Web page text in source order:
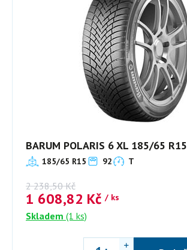
BARUM POLARIS 6 XL 185/65
185/65 R15 92 T
2 238,50 Kč
1 608,82 Kč / ks
Skladem (1 ks)